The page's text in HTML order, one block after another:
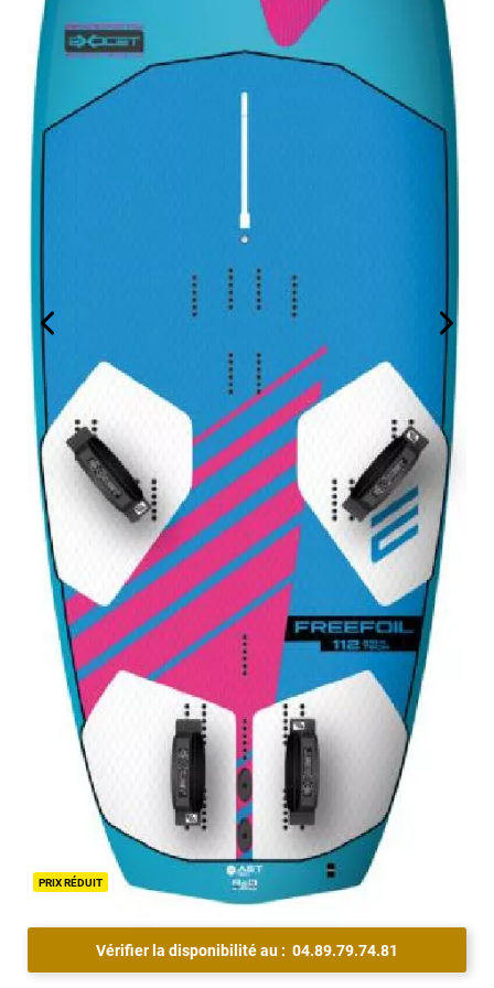
PRIX RÉDUIT
Vérifier la disponibilité au : 04.89.79.74.81